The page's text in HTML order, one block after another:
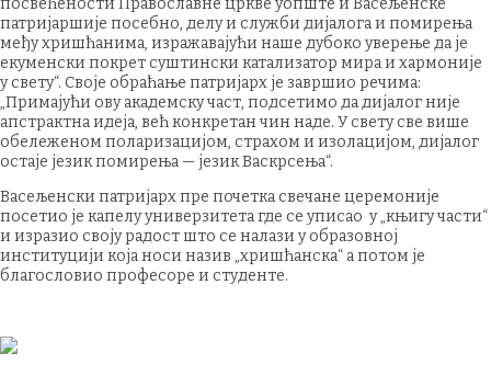
патријаршије посебно, делу и служби дијалога и помирења
међу хришћанима, изражавајући наше дубоко уверење да је
екуменски покрет суштински катализатор мира и хармоније
у свету“. Своје обраћање патријарх је завршио речима:
„Примајући ову академску част, подсетимo да дијалог није
апстрактна идеја, већ конкретан чин наде. У свету све више
обележеном поларизацијом, страхом и изолацијом, дијалог
остаје језик помирења — језик Васкрсења“.
Васељенски патријарх пре почетка свечане церемоније
посетио је капелу универзитета где се уписао у „књигу части“
и изразио своју радост што се налази у образовној
институцији која носи назив „хришћанска“ а потом је
благословио професоре и студенте.